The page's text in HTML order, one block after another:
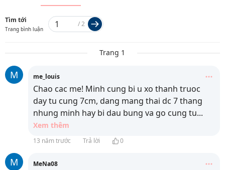
Tìm tới
Trang bình luận
/2
Trang 1
M me_louis
Chao cac me! Minh cung bi u xo thanh truoc
day tu cung 7cm, dang mang thai dc 7 thang
nhung minh hay bi dau bung va go cung tu...
Xem thêm
13 năm trước Trả lời 0
M MeNa08